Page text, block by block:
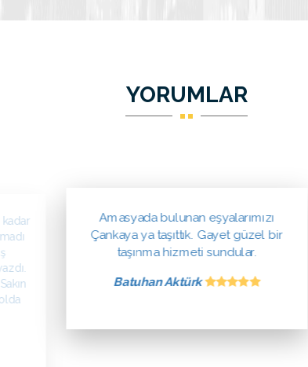
YORUMLAR
Amasyada bulunan eşyalarımızı
Çankaya ya taşıttık. Gayet güzel bir
taşınma hizmeti sundular.
Batuhan Aktürk